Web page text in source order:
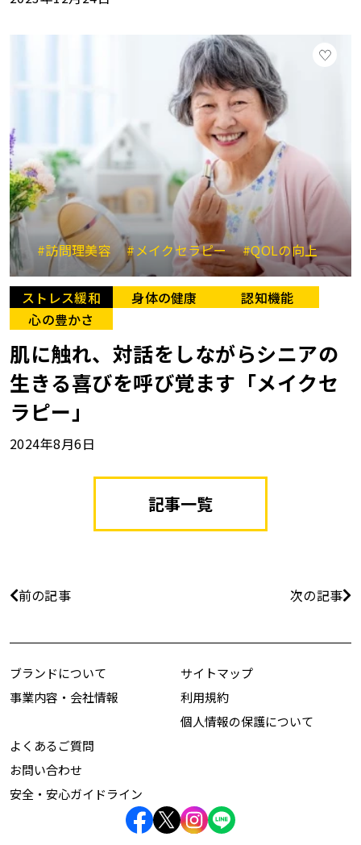
#訪問理美容 #メイクセラピー #QOLの向上
ストレス緩和 身体の健康
認知機能
心の豊かさ
肌に触れ、対話をしながらシニアの
生きる喜びを呼び覚ます「メイクセ
ラピー」
2024年8月6日
記事一覧
前の記事 次の記事
ブランドについて
事業内容・会社情報
サイトマップ
利用規約
個人情報の保護について
よくあるご質問
お問い合わせ
安全・安心ガイドライン